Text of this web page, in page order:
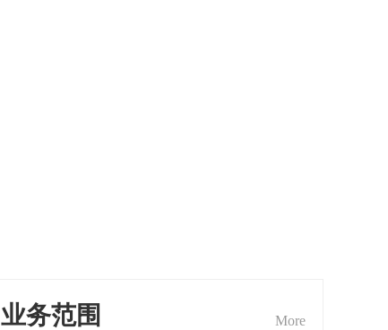
业务范围 More